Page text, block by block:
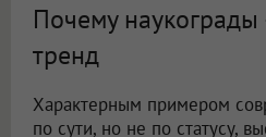
Почему
тренд
Характерным примером
по сути, но не по статусу,